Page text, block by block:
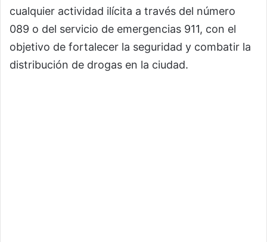
cualquier actividad ilícita a través del número
089 o del servicio de emergencias 911, con el
objetivo de fortalecer la seguridad y combatir la
distribución de drogas en la ciudad.